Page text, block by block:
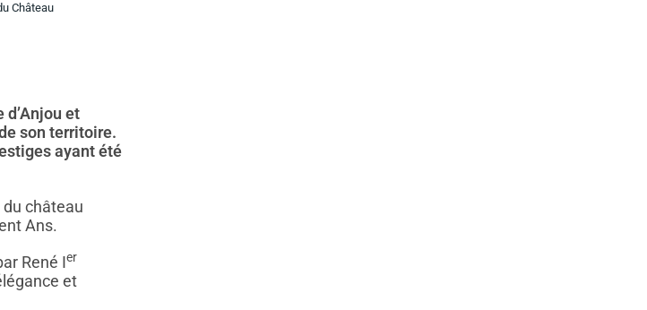
Château
et
son territoire.
ayant été
château
Ans.
René Ier
et